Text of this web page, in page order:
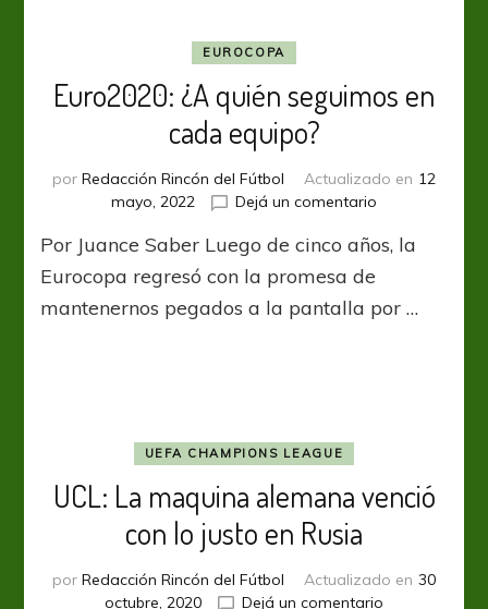
EUROCOPA
Euro2020: ¿A quién seguimos en
cada equipo?
por Redacción Rincón del Fútbol Actualizado en 12
mayo, 2022
Dejá un comentario
¿A
en
Por Juance Saber Luego de cinco años, la
Eurocopa regresó con la promesa de
mantenernos pegados a la pantalla por …
UEFA CHAMPIONS LEAGUE
UCL: La maquina alemana venció
con lo justo en Rusia
por Redacción Rincón del Fútbol Actualizado en 30
octubre, 2020
Dejá un comentario